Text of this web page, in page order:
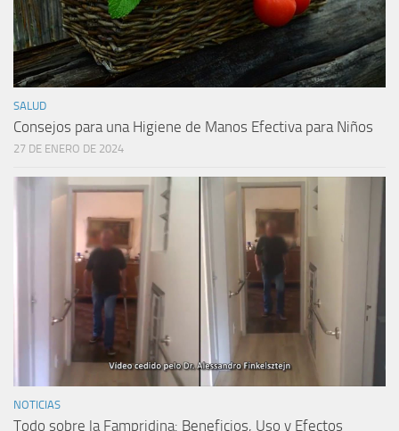
SALUD
Consejos para una Higiene de Manos Efectiva para Niños
27 DE ENERO DE 2024
NOTICIAS
Todo sobre la Fampridina: Beneficios, Uso y Efectos